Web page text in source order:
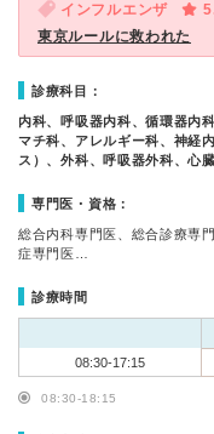
インフルエンザ
東京ルールに救われた
診療科目：
内科、呼吸器内科、循環器内
マチ科、アレルギー科、神経
ス）、外科、呼吸器外科、心
専門医・資格：
総合内科専門医、総合診療専
症専門医…
診療時間
08:30-17:15
08:30-18:15